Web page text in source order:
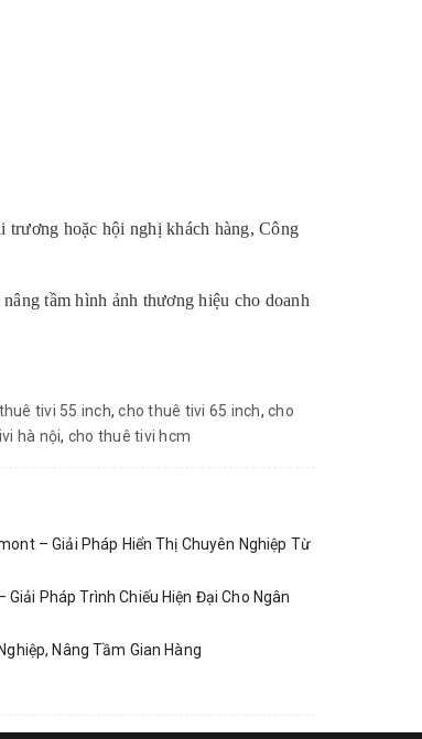
trương hoặc hội nghị khách hàng, Công
tầm hình ảnh thương hiệu cho doanh
tivi 55 inch,cho thuê tivi 65 inch, cho
hà nội, cho thuê tivi hcm
– Giải Pháp Hiển Thị Chuyên Nghiệp Từ
Pháp Trình Chiếu Hiện Đại Cho Ngân
Nâng Tầm Gian Hàng